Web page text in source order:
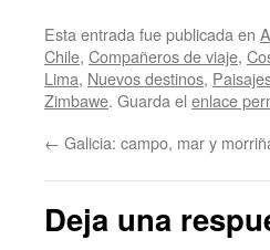
Esta entrada fue publicada en
Chile, Compañeros de viaje,
Lima, Nuevos destinos,
Zimbawe. Guarda el enlace
← Galicia: campo, mar y
Deja una